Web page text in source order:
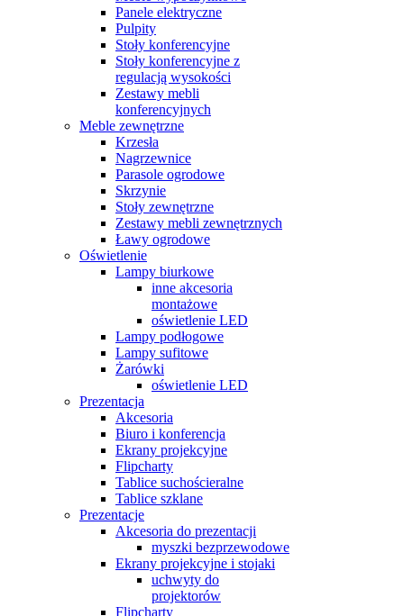
Panele elektryczne
Pulpity
Stoły konferencyjne
Stoły konferencyjne z
regulacją wysokości
Zestawy mebli
konferencyjnych
Meble zewnętrzne
Krzesła
Nagrzewnice
Parasole ogrodowe
Skrzynie
Stoły zewnętrzne
Zestawy mebli zewnętrznych
Ławy ogrodowe
Oświetlenie
Lampy biurkowe
inne akcesoria
montażowe
oświetlenie LED
Lampy podłogowe
Lampy sufitowe
Żarówki
oświetlenie LED
Prezentacja
Akcesoria
Biuro i konferencja
Ekrany projekcyjne
Flipcharty
Tablice suchościeralne
Tablice szklane
Prezentacje
Akcesoria do prezentacji
myszki bezprzewodowe
Ekrany projekcyjne i stojaki
uchwyty do
projektorów
Flipcharty